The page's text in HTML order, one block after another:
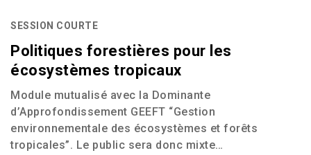
SESSION COURTE
Politiques forestières pour les
écosystèmes tropicaux
Module mutualisé avec la Dominante
d’Approfondissement GEEFT “Gestion
environnementale des écosystèmes et forêts
tropicales”. Le public sera donc mixte…